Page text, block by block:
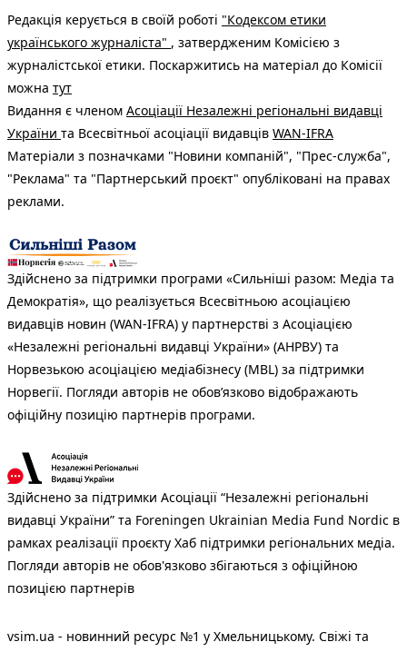
Редакція керується в своїй роботі "Кодексом етики
українського журналіста" , затвердженим Комісією з
журналістської етики. Поскаржитись на матеріал до Комісії
можна тут
Видання є членом Асоціації Незалежні регіональні видавці
України та Всесвітньої асоціації видавців WAN-IFRA
Матеріали з позначками "Новини компаній", "Прес-служба",
"Реклама" та "Партнерський проєкт" опубліковані на правах
реклами.
Здійснено за підтримки програми «Сильніші разом: Медіа та
Демократія», що реалізується Всесвітньою асоціацією
видавців новин (WAN-IFRA) у партнерстві з Асоціацією
«Незалежні регіональні видавці України» (АНРВУ) та
Норвезькою асоціацією медіабізнесу (MBL) за підтримки
Норвегії. Погляди авторів не обов’язково відображають
офіційну позицію партнерів програми.
Здійснено за підтримки Асоціації “Незалежні регіональні
видавці України” та Foreningen Ukrainian Media Fund Nordic в
рамках реалізації проєкту Хаб підтримки регіональних медіа.
Погляди авторів не обов'язково збігаються з офіційною
позицією партнерів
vsim.ua - новинний ресурс №1 у Хмельницькому. Свіжі та